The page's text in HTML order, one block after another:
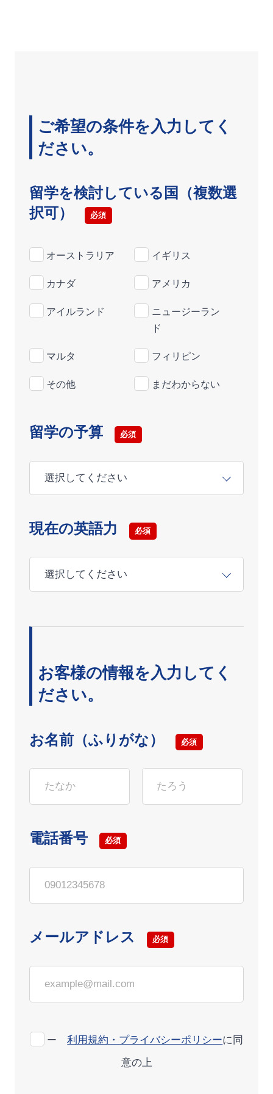
ご希望の条件を入力してく
ださい。
留学を検討している国（複数選
択可）
必須
オーストラリア イギリス
カナダ アメリカ
アイルランド
ニュージーラン
ド
マルタ フィリピン
その他 まだわからない
留学の予算 必須
現在の英語力 必須
お客様の情報を入力してく
ださい。
お名前（ふりがな） 必須
電話番号 必須
メールアドレス 必須
ー 利用規約・プライバシーポリシーに同
意の上